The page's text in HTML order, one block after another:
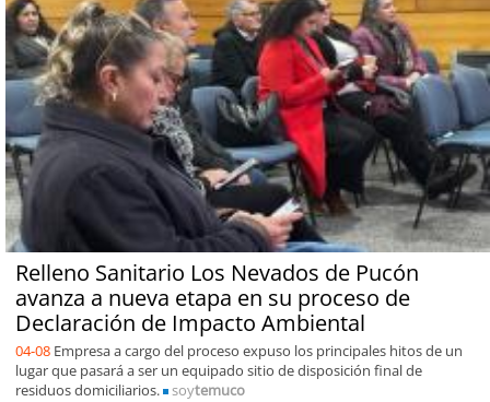
Relleno Sanitario Los Nevados de Pucón
avanza a nueva etapa en su proceso de
Declaración de Impacto Ambiental
04-08 Empresa a cargo del proceso expuso los principales hitos de un
lugar que pasará a ser un equipado sitio de disposición final de
residuos domiciliarios.
soytemuco